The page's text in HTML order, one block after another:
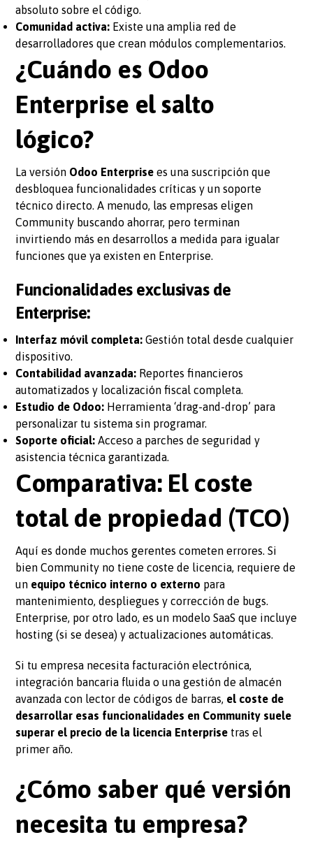
absoluto sobre el código.
Comunidad activa: Existe una amplia red de
desarrolladores que crean módulos complementarios.
¿Cuándo es Odoo
Enterprise el salto
lógico?
La versión Odoo Enterprise es una suscripción que
desbloquea funcionalidades críticas y un soporte
técnico directo. A menudo, las empresas eligen
Community buscando ahorrar, pero terminan
invirtiendo más en desarrollos a medida para igualar
funciones que ya existen en Enterprise.
Funcionalidades exclusivas de
Enterprise:
Interfaz móvil completa: Gestión total desde cualquier
dispositivo.
Contabilidad avanzada: Reportes financieros
automatizados y localización fiscal completa.
Estudio de Odoo: Herramienta ‘drag-and-drop’ para
personalizar tu sistema sin programar.
Soporte oficial: Acceso a parches de seguridad y
asistencia técnica garantizada.
Comparativa: El coste
total de propiedad (TCO)
Aquí es donde muchos gerentes cometen errores. Si
bien Community no tiene coste de licencia, requiere de
un equipo técnico interno o externo para
mantenimiento, despliegues y corrección de bugs.
Enterprise, por otro lado, es un modelo SaaS que incluye
hosting (si se desea) y actualizaciones automáticas.
Si tu empresa necesita facturación electrónica,
integración bancaria fluida o una gestión de almacén
avanzada con lector de códigos de barras, el coste de
desarrollar esas funcionalidades en Community suele
superar el precio de la licencia Enterprise tras el
primer año.
¿Cómo saber qué versión
necesita tu empresa?